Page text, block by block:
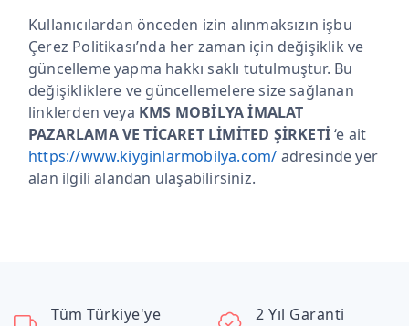
Kullanıcılardan önceden izin alınmaksızın işbu
Çerez Politikası’nda her zaman için değişiklik ve
güncelleme yapma hakkı saklı tutulmuştur. Bu
değişikliklere ve güncellemelere size sağlanan
linklerden veya KMS MOBİLYA İMALAT
PAZARLAMA VE TİCARET LİMİTED ŞİRKETİ‘e ait
https://www.kiyginlarmobilya.com/ adresinde yer
alan ilgili alandan ulaşabilirsiniz.
Tüm Türkiye'ye 2 Yıl Garanti